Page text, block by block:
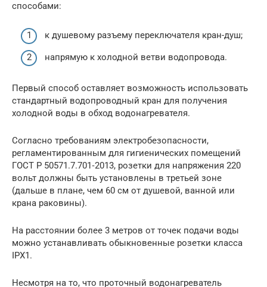
способами:
к душевому разъему переключателя кран-​душ;
напрямую к холодной ветви водопровода.
Первый способ оставляет возможность использовать
стандартный водопроводный кран для получения
холодной воды в обход водонагревателя.
Согласно требованиям электробезопасности,
регламентированным для гигиенических помещений
ГОСТ Р 50571.7.701‑2013, розетки для напряжения 220
вольт должны быть установлены в третьей зоне
(дальше в плане, чем 60 см от душевой, ванной или
крана раковины).
На расстоянии более 3 метров от точек подачи воды
можно устанавливать обыкновенные розетки класса
IPX1.
Несмотря на то, что проточный водонагреватель